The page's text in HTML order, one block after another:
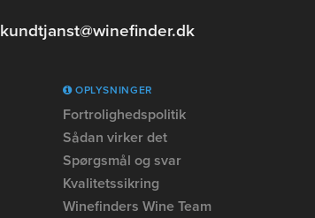
kundtjanst@winefinder.dk
OPLYSNINGER
Fortrolighedspolitik
Sådan virker det
Spørgsmål og svar
Kvalitetssikring
Winefinders Wine Team